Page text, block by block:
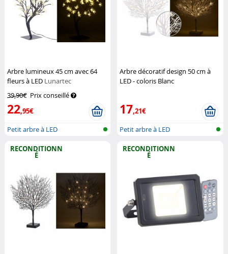
Arbre lumineux 45 cm avec 64
fleurs à LED Lunartec
39,90€ Prix conseillé
22,95€
Petit arbre à LED
Arbre décoratif design 50 cm à
LED - coloris Blanc
17,21€
Petit arbre à LED
RECONDITIONN
É
RECONDITIONN
É